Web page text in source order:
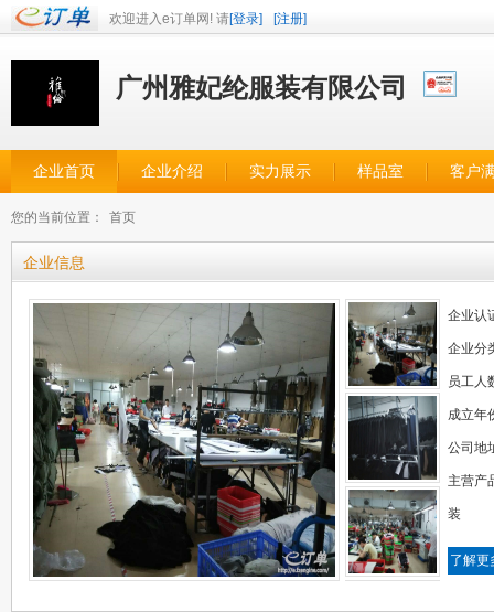
欢迎进入e订单网! 请[登录] [注册]
广州雅妃纶服装有限公司
企业首页 企业介绍 实力展示 样品室 客户
您的当前位置： 首页
企业信息
企业认
企业分
员工人
成立年
公司地
主营产
装
了解更